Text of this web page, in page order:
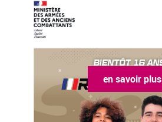
en savoir plus